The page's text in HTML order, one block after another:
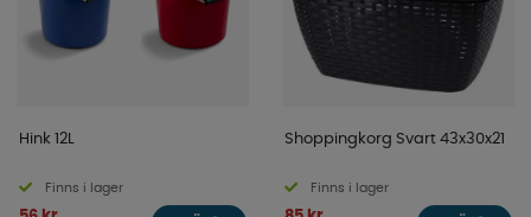
Hink 12L
Finns i lager
Shoppingkorg Svart 43x30x21
Finns i lager